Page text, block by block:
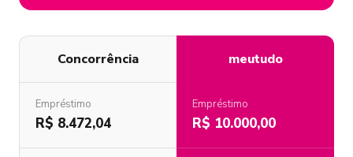
Concorrência meutudo
Empréstimo
R$ 8.472,04
Empréstimo
R$ 10.000,00